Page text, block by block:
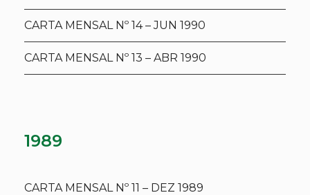
CARTA MENSAL Nº 14 – JUN 1990
CARTA MENSAL Nº 13 – ABR 1990
1989
CARTA MENSAL Nº 11 – DEZ 1989